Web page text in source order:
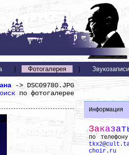
Фотогалерея Звукозаписи
-> DSC09780.JPG
по фотогалерее
Информация
Заказат
по
choir.ru